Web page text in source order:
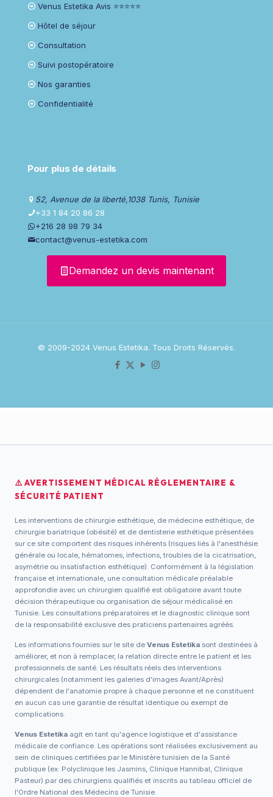
Venus Estetika Avis ⭐⭐⭐⭐⭐
Hôtel de séjour
Consultation
Suivi postopératoire
Nos garanties
Confidentialité
Pour plus de détails
52, Avenue de la liberté,1038 Tunis, Tunisie
+33 1 84 20 86 28
+216 28 98 79 34
contact@venus-estetika.com
Demandez un devis maintenant
© 2009-2024 Venus Estetika. Tous Droits Réservés.
⚠️ AVERTISSEMENT MÉDICAL RÉGLEMENTAIRE &
SÉCURITÉ PATIENT
Les interventions de chirurgie esthétique, de médecine esthétique, de
chirurgie bariatrique (obésité) et de dentisterie esthétique présentées
sur ce site comportent des risques inhérents (risques liés à l'anesthésie
générale ou locale, hématomes, infections, troubles de la cicatrisation,
asymétrie ou insatisfaction esthétique). Conformément à la législation
française et internationale, une consultation médicale préalable
approfondie avec un chirurgien qualifié est obligatoire avant toute
décision thérapeutique ou organisation de séjour médicalisé en
Tunisie. Les consultations préparatoires et le diagnostic clinique sont
de la responsabilité exclusive des praticiens partenaires agréés.
Les informations fournies sur le site de Venus Estetika sont destinées à
améliorer, et non à remplacer, la relation directe entre le patient et les
professionnels de santé. Les résultats réels des interventions
chirurgicales (notamment les galeries d'images Avant/Après)
dépendent de l'anatomie propre à chaque personne et ne constituent
en aucun cas une garantie de résultat identique ou exempt de
complications.
Venus Estetika agit en tant qu'agence logistique et d'assistance
médicale de confiance. Les opérations sont réalisées exclusivement au
sein de cliniques certifiées par le Ministère tunisien de la Santé
publique (ex: Polyclinique les Jasmins, Clinique Hannibal, Clinique
Pasteur) par des chirurgiens qualifiés et inscrits au tableau officiel de
l'Ordre National des Médecins de Tunisie.